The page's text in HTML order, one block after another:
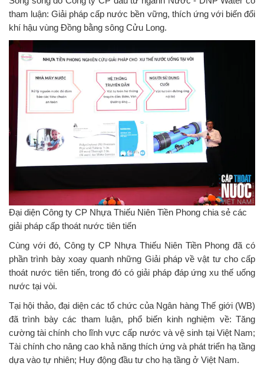
tham luận: Giải pháp cấp nước bền vững, thích ứng với biến đổi
khí hậu vùng Đồng bằng sông Cửu Long.
Đại diện Công ty CP Nhựa Thiếu Niên Tiền Phong chia sẻ các
giải pháp cấp thoát nước tiên tiến
Cùng với đó, Công ty CP Nhựa Thiếu Niên Tiền Phong đã có
phần trình bày xoay quanh những Giải pháp về vật tư cho cấp
thoát nước tiên tiến, trong đó có giải pháp đáp ứng xu thế uống
nước tại vòi.
Tại hội thảo, đại diện các tổ chức của Ngân hàng Thế giới (WB)
đã trình bày các tham luận, phổ biến kinh nghiệm về: Tăng
cường tài chính cho lĩnh vực cấp nước và vệ sinh tại Việt Nam;
Tài chính cho nâng cao khả năng thích ứng và phát triển hạ tầng
dựa vào tự nhiên; Huy động đầu tư cho hạ tầng ở Việt Nam.